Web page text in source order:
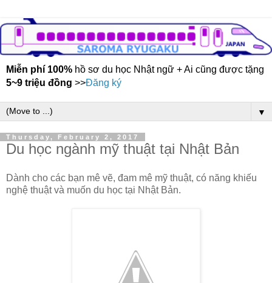
Miễn phí 100% hồ sơ du học Nhật ngữ + Ai cũng được tặng
5~9 triệu đồng >>Đăng ký
▼
Thursday, February 2, 2017
Du học ngành mỹ thuật tại Nhật Bản
Dành cho các bạn mê vẽ, đam mê mỹ thuật, có năng khiếu
nghệ thuật và muốn du học tại Nhật Bản.